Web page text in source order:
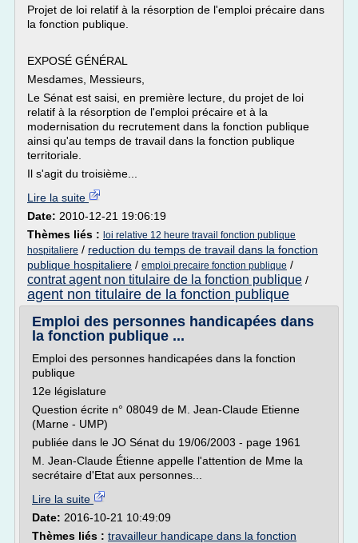
Projet de loi relatif à la résorption de l'emploi précaire dans
la fonction publique.
EXPOSÉ GÉNÉRAL
Mesdames, Messieurs,
Le Sénat est saisi, en première lecture, du projet de loi
relatif à la résorption de l'emploi précaire et à la
modernisation du recrutement dans la fonction publique
ainsi qu'au temps de travail dans la fonction publique
territoriale.
Il s'agit du troisième...
Lire la suite
Date: 2010-12-21 19:06:19
Thèmes liés : loi relative 12 heure travail fonction publique
hospitaliere / reduction du temps de travail dans la fonction
publique hospitaliere / emploi precaire fonction publique /
contrat agent non titulaire de la fonction publique /
agent non titulaire de la fonction publique
Emploi des personnes handicapées dans
la fonction publique ...
Emploi des personnes handicapées dans la fonction
publique
12e législature
Question écrite n° 08049 de M. Jean-Claude Etienne
(Marne - UMP)
publiée dans le JO Sénat du 19/06/2003 - page 1961
M. Jean-Claude Étienne appelle l'attention de Mme la
secrétaire d'Etat aux personnes...
Lire la suite
Date: 2016-10-21 10:49:09
Thèmes liés : travailleur handicape dans la fonction